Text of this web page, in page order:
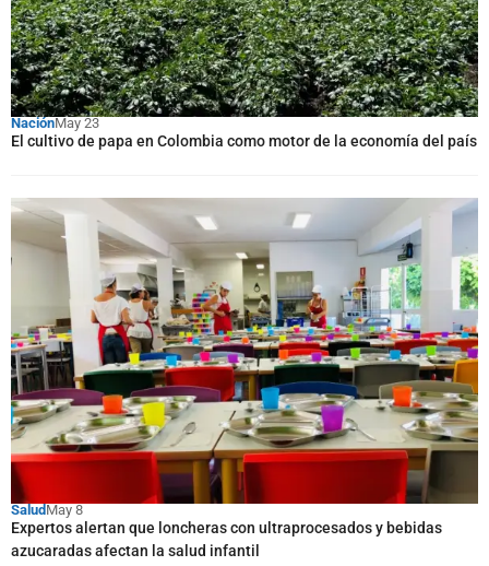
NaciónMay 23
El cultivo de papa en Colombia como motor de la economía del país
SaludMay 8
Expertos alertan que loncheras con ultraprocesados y bebidas
azucaradas afectan la salud infantil